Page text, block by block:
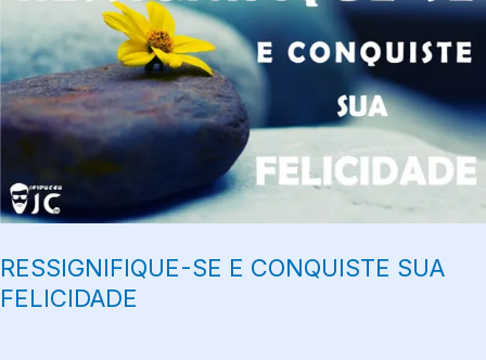
RESSIGNIFIQUE-SE E CONQUISTE SUA
FELICIDADE
CONQUISTE
SUA
FELICIDADE